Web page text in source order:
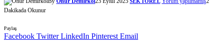
SEKTÖREL
Dakikada Okunur
Paylaş
Facebook Twitter LinkedIn Pinterest Email